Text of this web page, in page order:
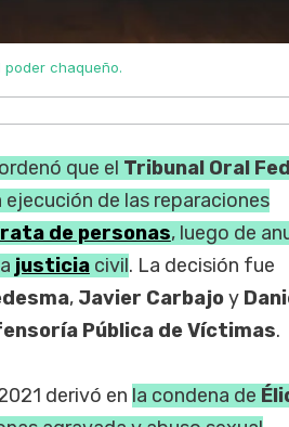
chaqueño.
que el Tribunal Oral
de las reparaciones
de personas, luego de
justiciacivil. La decisión fue
, Javier Carbajoy
Pública de Víctimas.
derivó en la condena de